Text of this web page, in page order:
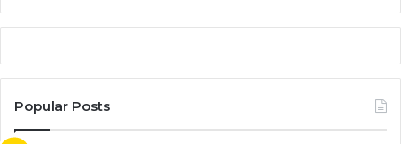
Popular Posts